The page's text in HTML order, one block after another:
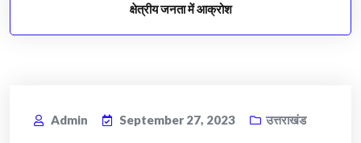
क्षेत्रीय जनता में आक्रोश
Admin September 27, 2023 उत्तराखंड